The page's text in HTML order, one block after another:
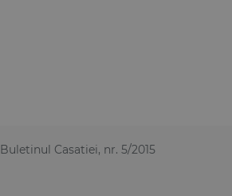
Buletinul Casatiei, nr. 5/2015